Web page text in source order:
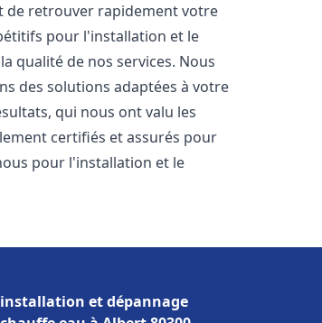
de retrouver rapidement votre
pour l'installation et le
qualité de nos services. Nous
des solutions adaptées à votre
qui nous ont valu les
certifiés et assurés pour
pour l'installation et le
installation et dépannage